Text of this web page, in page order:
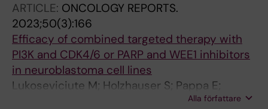
ARTICLE: ONCOLOGY REPORTS.
2023;50(3):166
Efficacy of combined targeted therapy with
PI3K and CDK4/6 or PARP and WEE1 inhibitors
in neuroblastoma cell lines
Lukoseviciute M; Holzhauser S; Pappa E;
Mandal T; Dalianis T; Kostopoulou ONAlla författare